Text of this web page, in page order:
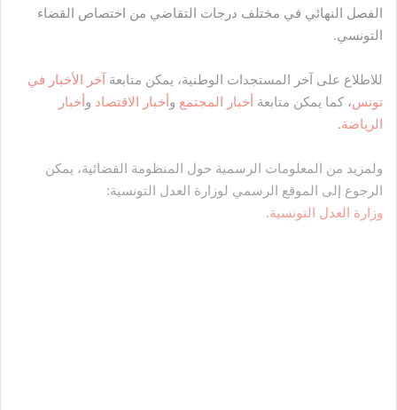
الفصل النهائي في مختلف درجات التقاضي من اختصاص القضاء
التونسي.
للاطلاع على آخر المستجدات الوطنية، يمكن متابعةآخر الأخبار في
تونس، كما يمكن متابعة أخبار المجتمع وأخبار الاقتصاد وأخبار
الرياضة.
ولمزيد من المعلومات الرسمية حول المنظومة القضائية، يمكن
الرجوع إلى الموقع الرسمي لوزارة العدل التونسية:
وزارة العدل التونسية.